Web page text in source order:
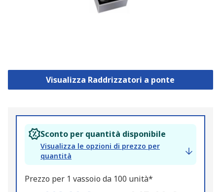
Visualizza Raddrizzatori a ponte
Sconto per quantità disponibile
Visualizza le opzioni di prezzo per
quantità
Prezzo per 1 vassoio da 100 unità*